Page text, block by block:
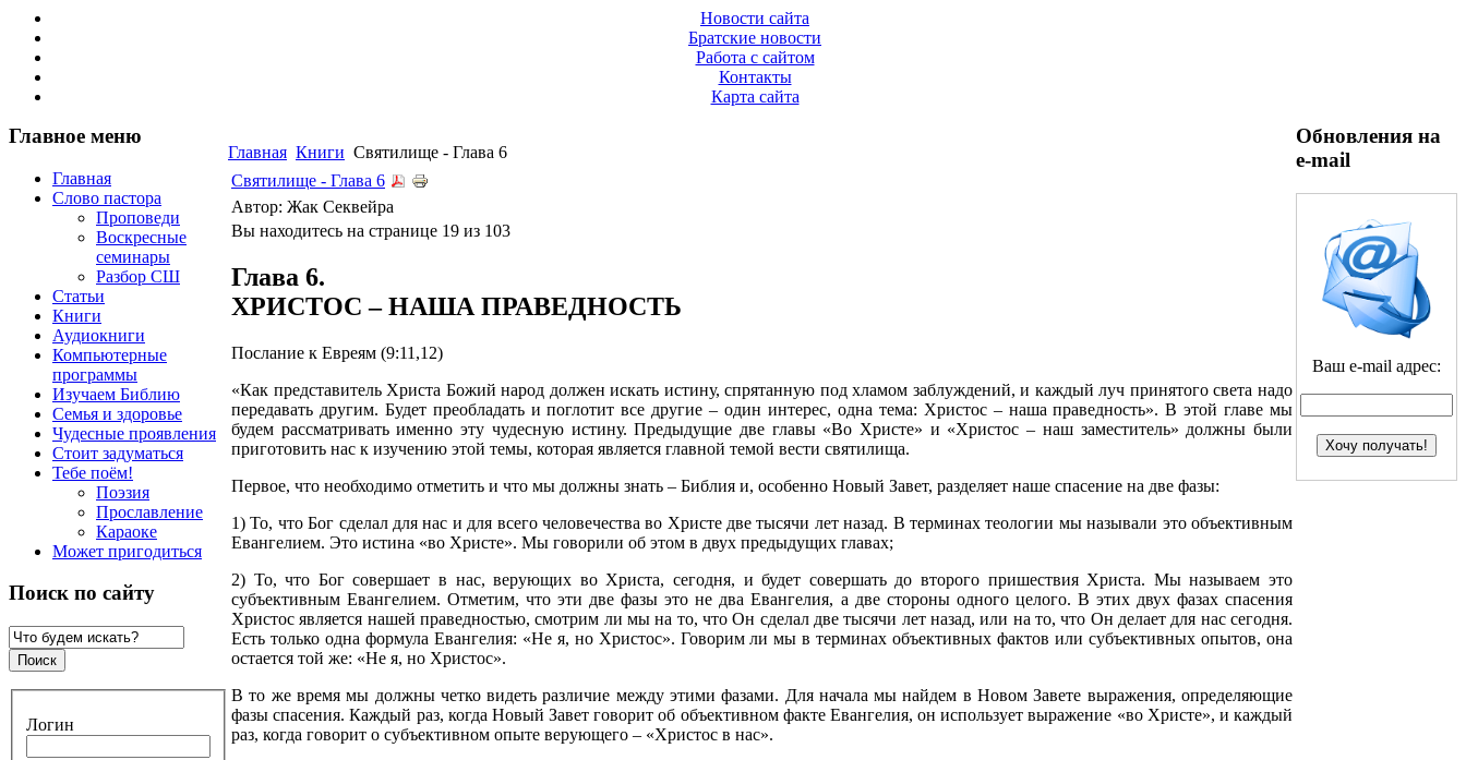
Новости сайта
Братские новости
Работа с сайтом
Контакты
Карта сайта
Главное меню
Главная
Слово пастора
Проповеди
Воскресные
семинары
Разбор СШ
Статьи
Книги
Аудиокниги
Компьютерные
программы
Изучаем Библию
Семья и здоровье
Чудесные проявления
Стоит задуматься
Тебе поём!
Поэзия
Прославление
Караоке
Может пригодиться
Поиск по сайту
Логин
Главная Книги Святилище - Глава 6
Святилище - Глава 6
Автор: Жак Секвейра
Вы находитесь на странице 19 из 103
Глава 6.
ХРИСТОС – НАША ПРАВЕДНОСТЬ
Послание к Евреям (9:11,12)
«Как представитель Христа Божий народ должен искать истину, спрятанную под хламом заблуждений, и каждый луч принятого света надо
передавать другим. Будет преобладать и поглотит все другие – один интерес, одна тема: Христос – наша праведность». В этой главе мы
будем рассматривать именно эту чудесную истину. Предыдущие две главы «Во Христе» и «Христос – наш заместитель» должны были
приготовить нас к изучению этой темы, которая является главной темой вести святилища.
Первое, что необходимо отметить и что мы должны знать – Библия и, особенно Новый Завет, разделяет наше спасение на две фазы:
1) То, что Бог сделал для нас и для всего человечества во Христе две тысячи лет назад. В терминах теологии мы называли это объективным
Евангелием. Это истина «во Христе». Мы говорили об этом в двух предыдущих главах;
2) То, что Бог совершает в нас, верующих во Христа, сегодня, и будет совершать до второго пришествия Христа. Мы называем это
субъективным Евангелием. Отметим, что эти две фазы это не два Евангелия, а две стороны одного целого. В этих двух фазах спасения
Христос является нашей праведностью, смотрим ли мы на то, что Он сделал две тысячи лет назад, или на то, что Он делает для нас сегодня.
Есть только одна формула Евангелия: «Не я, но Христос». Говорим ли мы в терминах объективных фактов или субъективных опытов, она
остается той же: «Не я, но Христос».
В то же время мы должны четко видеть различие между этими фазами. Для начала мы найдем в Новом Завете выражения, определяющие
фазы спасения. Каждый раз, когда Новый Завет говорит об объективном факте Евангелия, он использует выражение «во Христе», и каждый
раз, когда говорит о субъективном опыте верующего – «Христос в нас».
Обновления на
e-mail
Ваш e-mail адрес: